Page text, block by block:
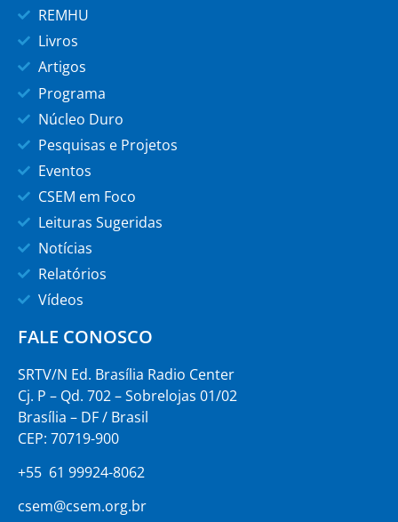
REMHU
Livros
Artigos
Programa
Núcleo Duro
Pesquisas e Projetos
Eventos
CSEM em Foco
Leituras Sugeridas
Notícias
Relatórios
Vídeos
FALE CONOSCO
SRTV/N Ed. Brasília Radio Center
Cj. P – Qd. 702 – Sobrelojas 01/02
Brasília – DF / Brasil
CEP: 70719-900
+55 61 99924-8062
csem@csem.org.br